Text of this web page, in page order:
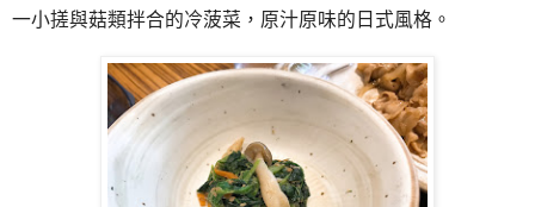
一小搓與菇類拌合的冷菠菜，原汁原味的日式風格。